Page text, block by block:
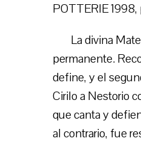
POTTERIE 1998,
La divina
permanente.
define, y el
Cirilo a Nestorio
que canta y
al contrario, fue